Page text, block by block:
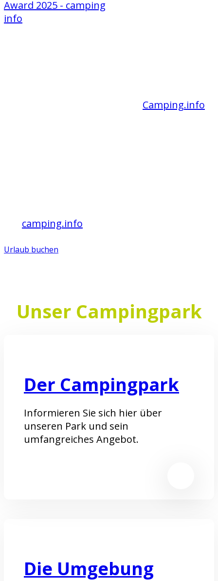
Camping.info
camping.info
Urlaub buchen
Unser Campingpark
Der Campingpark
Informieren Sie sich hier über
unseren Park und sein
umfangreiches Angebot.
Die Umgebung